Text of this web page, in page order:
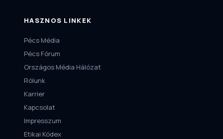
HASZNOS LINKEK
Pécs Média
Pécs Fórum
Országos Média Hálózat
Rólunk
Karrier
Kapcsolat
Impresszum
Etikai Kódex